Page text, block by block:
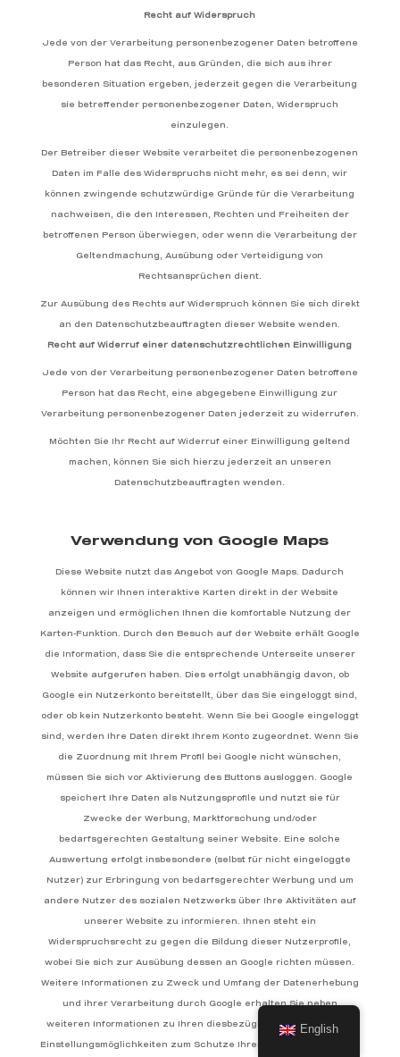
Recht auf Widerspruch
Jede von der Verarbeitung personenbezogener Daten betroffene
Person hat das Recht, aus Gründen, die sich aus ihrer
besonderen Situation ergeben, jederzeit gegen die Verarbeitung
sie betreffender personenbezogener Daten, Widerspruch
einzulegen.
Der Betreiber dieser Website verarbeitet die personenbezogenen
Daten im Falle des Widerspruchs nicht mehr, es sei denn, wir
können zwingende schutzwürdige Gründe für die Verarbeitung
nachweisen, die den Interessen, Rechten und Freiheiten der
betroffenen Person überwiegen, oder wenn die Verarbeitung der
Geltendmachung, Ausübung oder Verteidigung von
Rechtsansprüchen dient.
Zur Ausübung des Rechts auf Widerspruch können Sie sich direkt
an den Datenschutzbeauftragten dieser Website wenden.
Recht auf Widerruf einer datenschutzrechtlichen Einwilligung
Jede von der Verarbeitung personenbezogener Daten betroffene
Person hat das Recht, eine abgegebene Einwilligung zur
Verarbeitung personenbezogener Daten jederzeit zu widerrufen.
Möchten Sie Ihr Recht auf Widerruf einer Einwilligung geltend
machen, können Sie sich hierzu jederzeit an unseren
Datenschutzbeauftragten wenden.
Verwendung von Google Maps
Diese Website nutzt das Angebot von Google Maps. Dadurch
können wir Ihnen interaktive Karten direkt in der Website
anzeigen und ermöglichen Ihnen die komfortable Nutzung der
Karten-Funktion. Durch den Besuch auf der Website erhält Google
die Information, dass Sie die entsprechende Unterseite unserer
Website aufgerufen haben. Dies erfolgt unabhängig davon, ob
Google ein Nutzerkonto bereitstellt, über das Sie eingeloggt sind,
oder ob kein Nutzerkonto besteht. Wenn Sie bei Google eingeloggt
sind, werden Ihre Daten direkt Ihrem Konto zugeordnet. Wenn Sie
die Zuordnung mit Ihrem Profil bei Google nicht wünschen,
müssen Sie sich vor Aktivierung des Buttons ausloggen. Google
speichert Ihre Daten als Nutzungsprofile und nutzt sie für
Zwecke der Werbung, Marktforschung und/oder
bedarfsgerechten Gestaltung seiner Website. Eine solche
Auswertung erfolgt insbesondere (selbst für nicht eingeloggte
Nutzer) zur Erbringung von bedarfsgerechter Werbung und um
andere Nutzer des sozialen Netzwerks über Ihre Aktivitäten auf
unserer Website zu informieren. Ihnen steht ein
Widerspruchsrecht zu gegen die Bildung dieser Nutzerprofile,
wobei Sie sich zur Ausübung dessen an Google richten müssen.
Weitere Informationen zu Zweck und Umfang der Datenerhebung
und ihrer Verarbeitung durch Google erhalten Sie neben
weiteren Informationen zu Ihren diesbezüglichen Rechten und
Einstellungsmöglichkeiten zum Schutze Ihrer Privatsphäre unter:
English